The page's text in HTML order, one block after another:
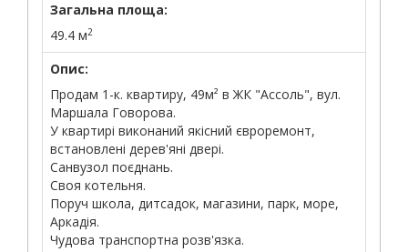
Загальна площа:
49.4 м2
Опис:
Продам 1-к. квартиру, 49м² в ЖК "Ассоль", вул.
Маршала Говорова.
У квартирі виконаний якісний євроремонт,
встановлені дерев'яні двері.
Санвузол поєднань.
Своя котельня.
Поруч школа, дитсадок, магазини, парк, море,
Аркадія.
Чудова транспортна розв'язка.